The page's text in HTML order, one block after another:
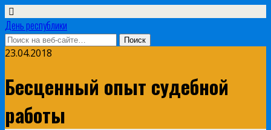
День республики
23.04.2018
Бесценный опыт судебной
работы